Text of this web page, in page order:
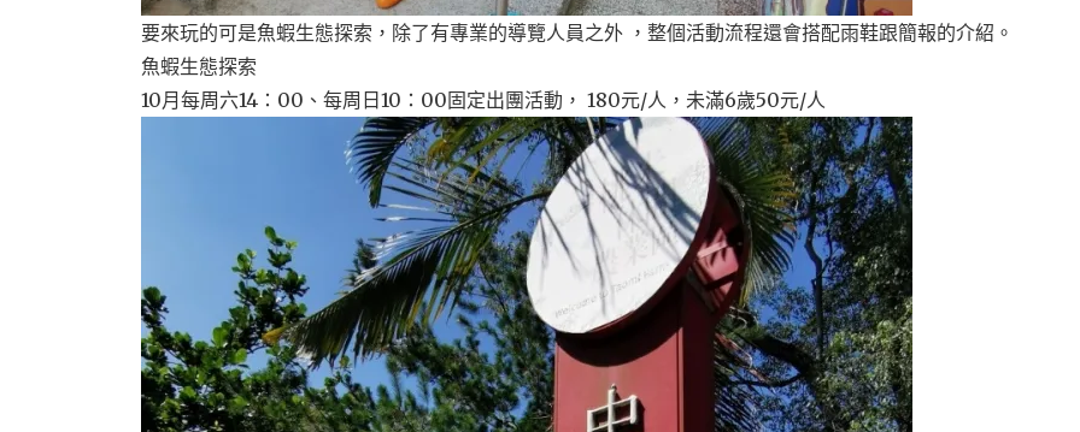
要來玩的可是魚蝦生態探索，除了有專業的導覽人員之外 ，整個活動流程還會搭配雨鞋跟簡報的介紹。
魚蝦生態探索
10月每周六14：00、每周日10：00固定出團活動， 180元/人，未滿6歲50元/人